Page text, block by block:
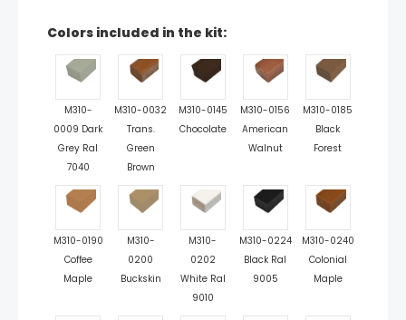
Colors included in the kit:
M310-
0009 Dark
Grey Ral
7040
M310-0032
Trans.
Green
Brown
M310-0145
Chocolate
M310-0156
American
Walnut
M310-0185
Black
Forest
M310-0190
Coffee
Maple
M310-
0200
Buckskin
M310-
0202
White Ral
9010
M310-0224
Black Ral
9005
M310-0240
Colonial
Maple